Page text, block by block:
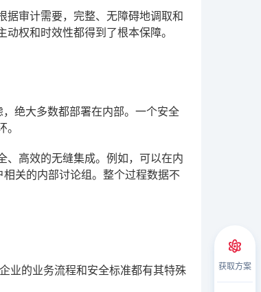
据审计需要，完整、无障碍地调取和
权和时效性都得到了根本保障。
绝大多数都部署在内部。一个安全
、高效的无缝集成。例如，可以在内
关的内部讨论组。整个过程数据不
业的业务流程和安全标准都有其特殊
获取方案